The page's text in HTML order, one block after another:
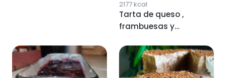
2177kcal
Tarta de queso ,
frambuesas y